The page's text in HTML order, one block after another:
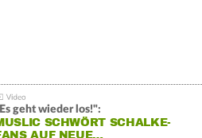
geht wieder los!":
SCHWÖRT SCHALKE-